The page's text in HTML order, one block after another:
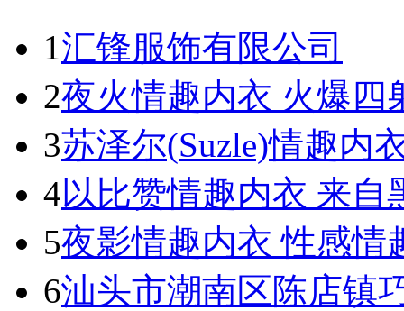
1汇锋服饰有限公司
2夜火情趣内衣 火爆四
3苏泽尔(Suzle)情趣内
4以比赞情趣内衣 来自
5夜影情趣内衣 性感情
6汕头市潮南区陈店镇